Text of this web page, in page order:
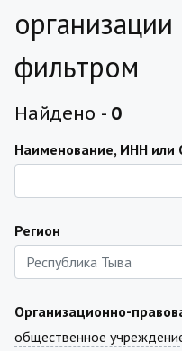
фильтром
Найдено - 0
Наименование, ИНН или
Регион
Организационно-
общественное